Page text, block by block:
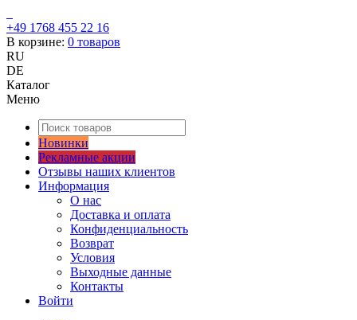
+49 1768 455 22 16
В корзине: 0 товаров
RU
DE
Каталог
Меню
Новинки
Рекламные акции
Отзывы наших клиентов
Информация
О нас
Доставка и оплата
Конфиденциальность
Возврат
Условия
Выходные данные
Контакты
Войти